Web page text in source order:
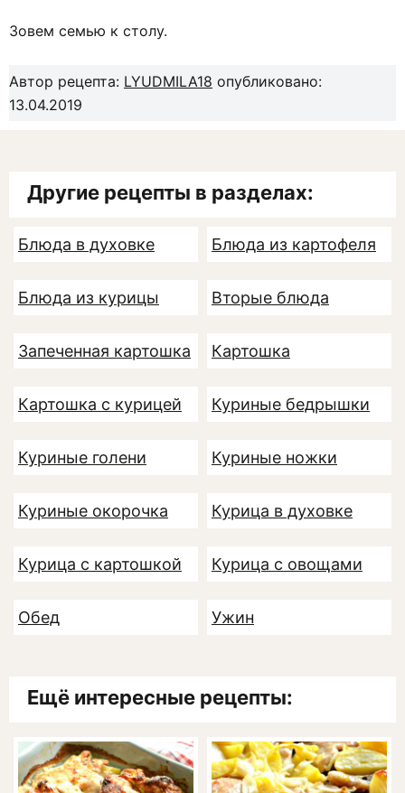
Зовем семью к столу.
Автор рецепта: LYUDMILA18 опубликовано:
13.04.2019
Другие рецепты в разделах:
Блюда в духовке Блюда из картофеля
Блюда из курицы Вторые блюда
Запеченная картошка Картошка
Картошка с курицей Куриные бедрышки
Куриные голени Куриные ножки
Куриные окорочка Курица в духовке
Курица с картошкой Курица с овощами
Обед Ужин
Ещё интересные рецепты: